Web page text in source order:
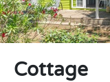
Cottage